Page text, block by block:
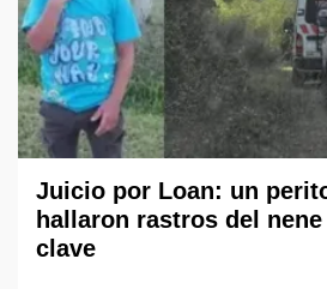
Juicio por Loan: un
hallaron rastros del
clave